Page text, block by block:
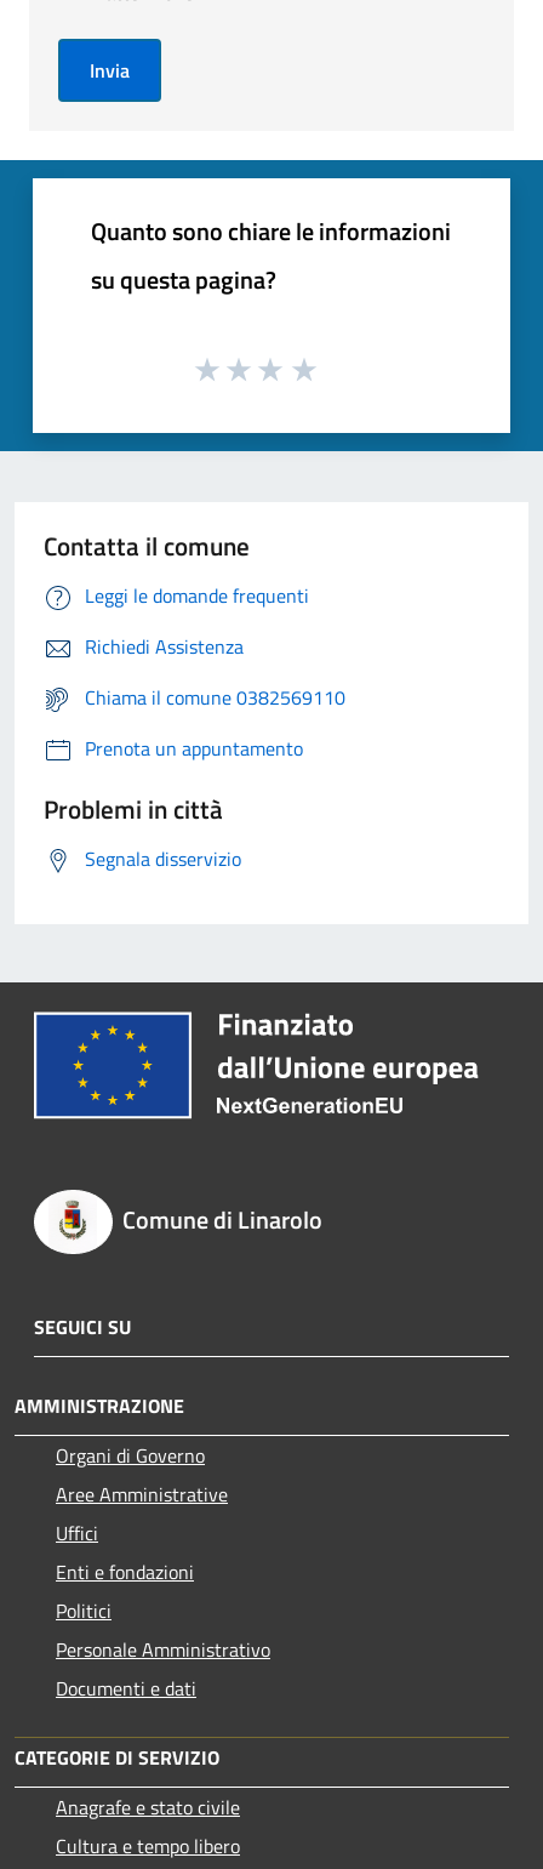
Invia
Quanto sono chiare le informazioni
su questa pagina?
Contatta il comune
Leggi le domande frequenti
Richiedi Assistenza
Chiama il comune 0382569110
Prenota un appuntamento
Problemi in città
Segnala disservizio
Comune di Linarolo
SEGUICI SU
AMMINISTRAZIONE
Organi di Governo
Aree Amministrative
Uffici
Enti e fondazioni
Politici
Personale Amministrativo
Documenti e dati
CATEGORIE DI SERVIZIO
Anagrafe e stato civile
Cultura e tempo libero